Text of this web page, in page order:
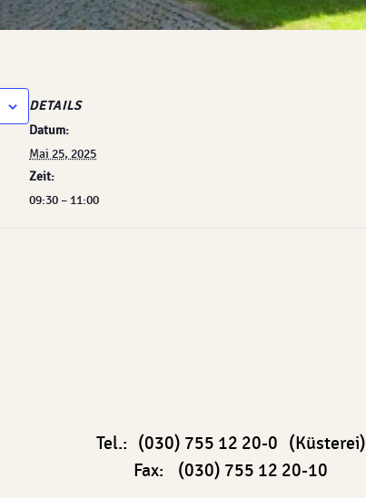
DETAILS
Datum:
Mai 25, 2025
Zeit:
09:30 – 11:00
Tel.: (030) 755 12 20-0 (Küsterei)
Fax: (030) 755 12 20-10